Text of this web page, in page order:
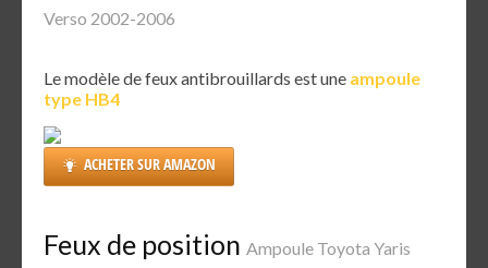
Verso 2002-2006
Le modèle de feux antibrouillards est une ampoule
type HB4
ACHETER SUR AMAZON
Feux de position Ampoule Toyota Yaris